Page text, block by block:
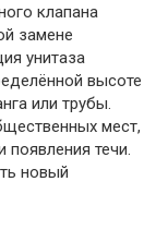
клапана
замене
унитаза
высоте
или трубы.
мест,
появления течи.